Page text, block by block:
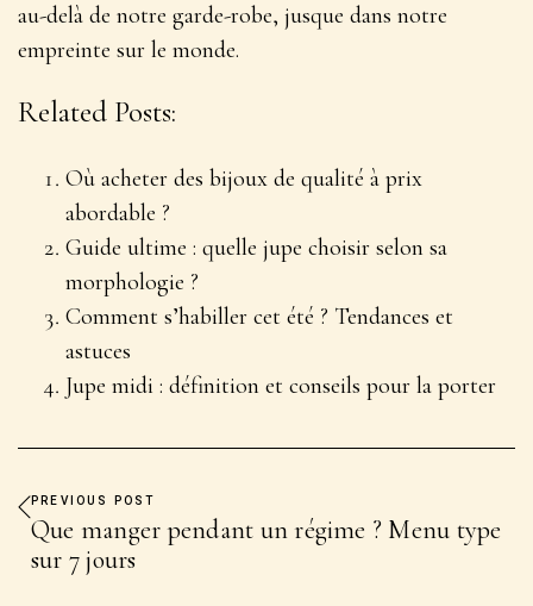
au-delà de notre garde-robe, jusque dans notre
empreinte sur le monde.
Related Posts:
Où acheter des bijoux de qualité à prix
abordable ?
Guide ultime : quelle jupe choisir selon sa
morphologie ?
Comment s’habiller cet été ? Tendances et
astuces
Jupe midi : définition et conseils pour la porter
PREVIOUS POST
Que manger pendant un régime ? Menu type
sur 7 jours